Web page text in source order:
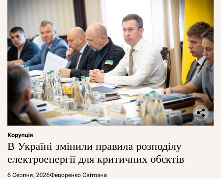
Корупція
В Україні змінили правила розподілу
електроенергії для критичних обєктів
6 Серпня, 2026Федоренко Світлана